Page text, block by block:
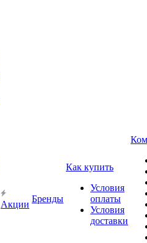
Акции
Бренды
Как купить
Условия
оплаты
Условия
доставки